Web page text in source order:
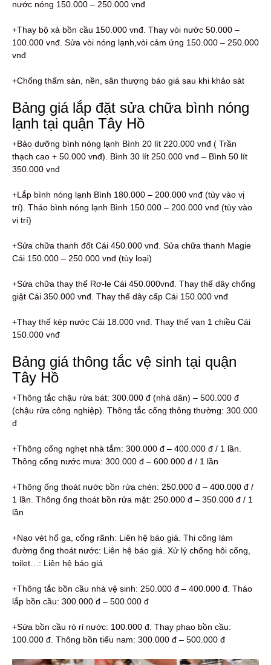
nước nóng 150.000 – 250.000 vnđ
+Thay bộ xả bồn cầu 150.000 vnđ. Thay vòi nước 50.000 –
100.000 vnđ. Sửa vòi nóng lạnh,vòi cảm ứng 150.000 – 250.000
vnđ
+Chống thấm sàn, nền, sân thượng báo giá sau khi khảo sát
Bảng giá lắp đặt sửa chữa bình nóng
lạnh tại quận Tây Hồ
+Bảo dưỡng bình nóng lạnh Bình 20 lít 220.000 vnđ ( Trần
thạch cao + 50.000 vnđ). Bình 30 lít 250.000 vnđ – Bình 50 lít
350.000 vnđ
+Lắp bình nóng lạnh Bình 180.000 – 200.000 vnđ (tùy vào vị
trí). Tháo bình nóng lạnh Bình 150.000 – 200.000 vnđ (tùy vào
vị trí)
+Sửa chữa thanh đốt Cái 450.000 vnđ. Sửa chữa thanh Magie
Cái 150.000 – 250.000 vnđ (tùy loại)
+Sửa chữa thay thế Rơ-le Cái 450.000vnđ. Thay thế dây chống
giật Cái 350.000 vnđ. Thay thế dây cấp Cái 150.000 vnđ
+Thay thế kép nước Cái 18.000 vnđ. Thay thế van 1 chiều Cái
150.000 vnđ
Bảng giá thông tắc vệ sinh tại quận
Tây Hồ
+Thông tắc chậu rửa bát: 300.000 đ (nhà dân) – 500.000 đ
(chậu rửa công nghiệp). Thông tắc cống thông thường: 300.000
đ
+Thông cống nghẹt nhà tắm: 300.000 đ – 400.000 đ / 1 lần.
Thông cống nước mưa: 300.000 đ – 600.000 đ / 1 lần
+Thông ống thoát nước bồn rửa chén: 250.000 đ – 400.000 đ /
1 lần. Thông ống thoát bồn rửa mặt: 250.000 đ – 350.000 đ / 1
lần
+Nạo vét hố ga, cống rãnh: Liên hệ báo giá. Thi công làm
đường ống thoát nước: Liên hệ báo giá. Xử lý chống hôi cống,
toilet…: Liên hệ báo giá
+Thông tắc bồn cầu nhà vệ sinh: 250.000 đ – 400.000 đ. Tháo
lắp bồn cầu: 300.000 đ – 500.000 đ
+Sửa bồn cầu rò rỉ nước: 100.000 đ. Thay phao bồn cầu:
100.000 đ. Thông bồn tiểu nam: 300.000 đ – 500.000 đ